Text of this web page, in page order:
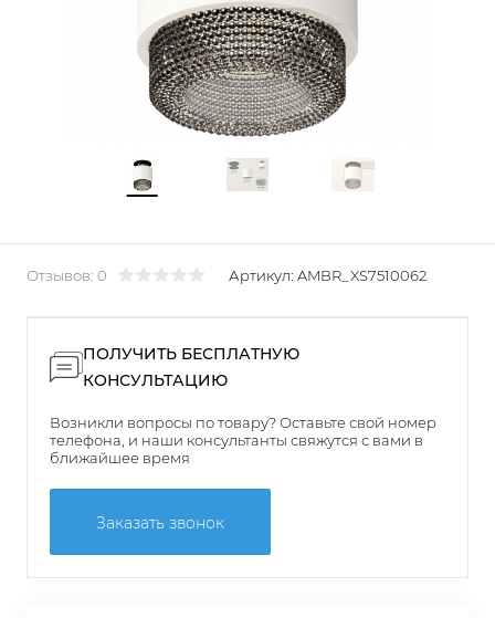
Отзывов: 0 Артикул: AMBR_XS7510062
ПОЛУЧИТЬ БЕСПЛАТНУЮ
КОНСУЛЬТАЦИЮ
Возникли вопросы по товару? Оставьте свой номер
телефона, и наши консультанты свяжутся с вами в
ближайшее время
Заказать звонок